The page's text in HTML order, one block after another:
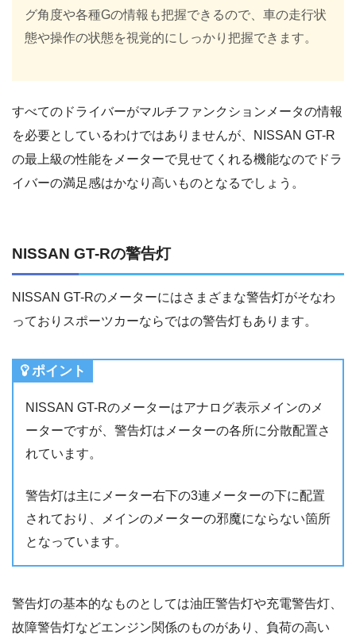
グ角度や各種Gの情報も把握できるので、車の走行状
態や操作の状態を視覚的にしっかり把握できます。
すべてのドライバーがマルチファンクションメータの情報
を必要としているわけではありませんが、NISSAN GT-R
の最上級の性能をメーターで見せてくれる機能なのでドラ
イバーの満足感はかなり高いものとなるでしょう。
NISSAN GT-Rの警告灯
NISSAN GT-Rのメーターにはさまざまな警告灯がそなわ
っておりスポーツカーならではの警告灯もあります。
ポイント
NISSAN GT-Rのメーターはアナログ表示メインのメ
ーターですが、警告灯はメーターの各所に分散配置さ
れています。
警告灯は主にメーター右下の3連メーターの下に配置
されており、メインのメーターの邪魔にならない箇所
となっています。
警告灯の基本的なものとしては油圧警告灯や充電警告灯、
故障警告灯などエンジン関係のものがあり、負荷の高い